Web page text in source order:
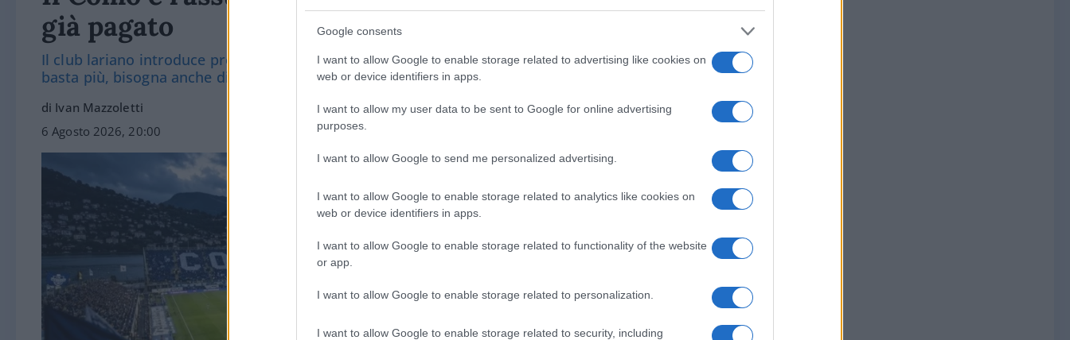
Google consents
I want to allow Google to enable storage related to advertising like cookies on
web or device identifiers in apps.
I want to allow my user data to be sent to Google for online advertising
purposes.
I want to allow Google to send me personalized advertising.
I want to allow Google to enable storage related to analytics like cookies on
web or device identifiers in apps.
I want to allow Google to enable storage related to functionality of the website
or app.
I want to allow Google to enable storage related to personalization.
I want to allow Google to enable storage related to security, including
già pagato
Il club lariano introduce presenze minime e controlli sugli abbonati: pagare il posto non
basta più, bisogna anche dimostrare di meritarlo
di Ivan Mazzoletti
6 Agosto 2026, 20:00